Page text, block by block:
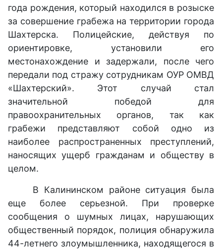
года рождения, который находился в розыске
за совершение грабежа на территории города
Шахтерска. Полицейские, действуя по
ориентировке, установили его
местонахождение и задержали, после чего
передали под стражу сотрудникам ОУР ОМВД
«Шахтерский». Этот случай стал
значительной победой для
правоохранительных органов, так как
грабежи представляют собой одно из
наиболее распространенных преступлений,
наносящих ущерб гражданам и обществу в
целом.
В Калининском районе ситуация была
еще более серьезной. При проверке
сообщения о шумных лицах, нарушающих
общественный порядок, полиция обнаружила
44-летнего злоумышленника, находящегося в